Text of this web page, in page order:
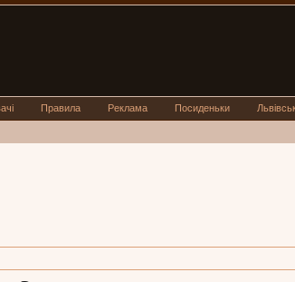
Правила Реклама Посиденьки